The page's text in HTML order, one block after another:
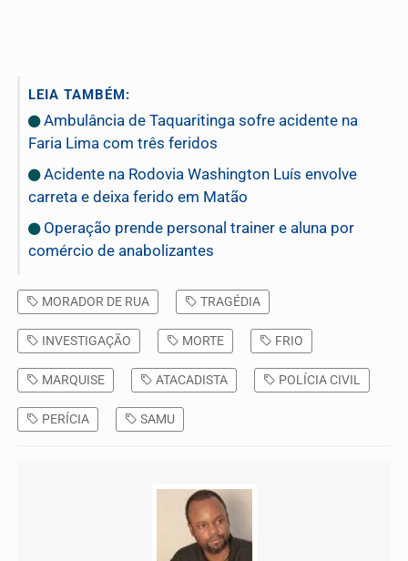
LEIA TAMBÉM:
Ambulância de Taquaritinga sofre acidente na
Faria Lima com três feridos
Acidente na Rodovia Washington Luís envolve
carreta e deixa ferido em Matão
Operação prende personal trainer e aluna por
comércio de anabolizantes
MORADOR DE RUA TRAGÉDIA
INVESTIGAÇÃO MORTE FRIO
MARQUISE ATACADISTA POLÍCIA CIVIL
PERÍCIA SAMU